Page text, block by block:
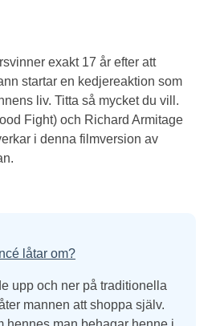
exakt 17 år efter att
startar en kedjereaktion som
liv. Titta så mycket du vill.
Fight) och Richard Armitage
i denna filmversion av
låtar om?
upp och ner på traditionella
mannen att shoppa själv.